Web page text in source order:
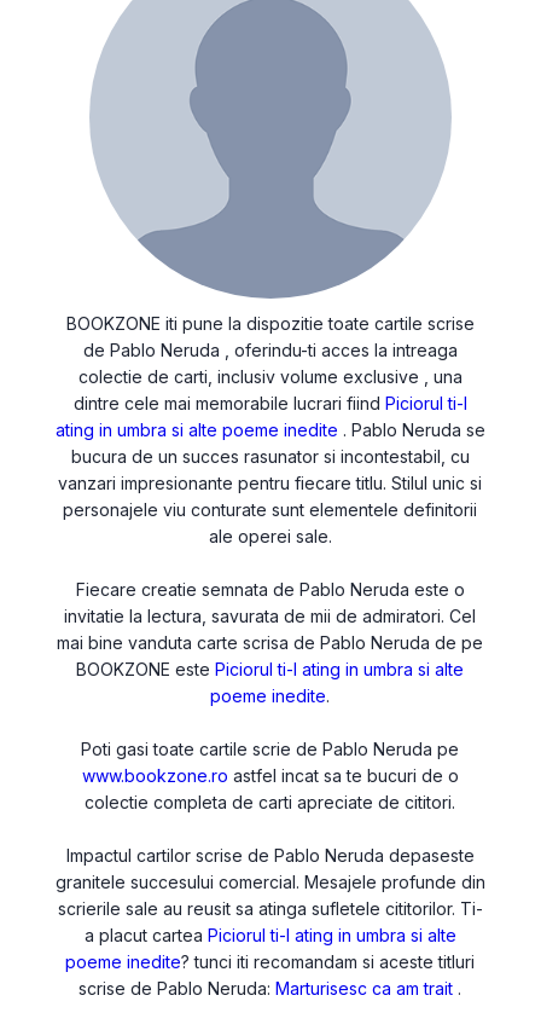
BOOKZONE iti pune la dispozitie toate cartile scrise
de Pablo Neruda , oferindu-ti acces la intreaga
colectie de carti, inclusiv volume exclusive , una
dintre cele mai memorabile lucrari fiind Piciorul ti-l
ating in umbra si alte poeme inedite . Pablo Neruda se
bucura de un succes rasunator si incontestabil, cu
vanzari impresionante pentru fiecare titlu. Stilul unic si
personajele viu conturate sunt elementele definitorii
ale operei sale.
Fiecare creatie semnata de Pablo Neruda este o
invitatie la lectura, savurata de mii de admiratori. Cel
mai bine vanduta carte scrisa de Pablo Neruda de pe
BOOKZONE estePiciorul ti-l ating in umbra si alte
poeme inedite.
Poti gasi toate cartile scrie de Pablo Neruda pe
www.bookzone.ro astfel incat sa te bucuri de o
colectie completa de carti apreciate de cititori.
Impactul cartilor scrise de Pablo Neruda depaseste
granitele succesului comercial. Mesajele profunde din
scrierile sale au reusit sa atinga sufletele cititorilor. Ti-
a placut cartea Piciorul ti-l ating in umbra si alte
poeme inedite? tunci iti recomandam si aceste titluri
scrise de Pablo Neruda:Marturisesc ca am trait .